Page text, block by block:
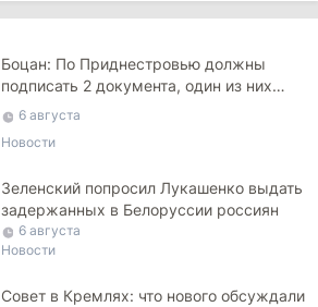
Боцан: По Приднестровью должны
подписать 2 документа, один из них
засекреченный
6 августа
Новости
Зеленский попросил Лукашенко выдать
задержанных в Белоруссии россиян
6 августа
Новости
Совет в Кремлях: что нового обсуждали